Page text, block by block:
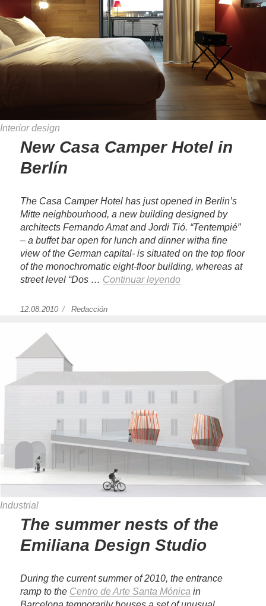
Interior design
New Casa Camper Hotel in
Berlín
The Casa Camper Hotel has just opened in Berlin’s
Mitte neighbourhood, a new building designed by
architects Fernando Amat and Jordi Tió. “Tentempié”
– a buffet bar open for lunch and dinner witha fine
view of the German capital- is situated on the top floor
of the monochromatic eight-floor building, whereas at
street level “Dos … Continuar leyendo
Publicado
12.08.2010 https://www.experimenta.es/author/redaccion/
Redacción
Industrial
The summer nests of the
Emiliana Design Studio
During the current summer of 2010, the entrance
ramp to the Centro de Arte Santa Mónica in